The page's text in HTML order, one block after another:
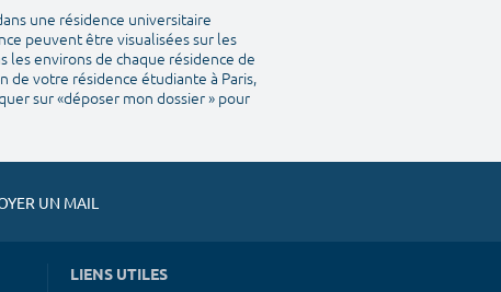
une résidence universitaire
peuvent être visualisées sur les
les environs de chaque résidence de
de votre résidence étudiante à Paris,
sur «déposer mon dossier » pour
UN MAIL
LIENS UTILES